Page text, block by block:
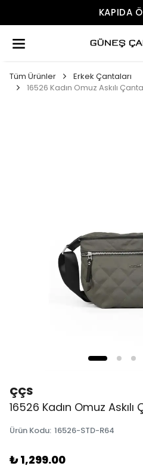
Tüm Ürünler
Erkek Çantaları
16526 Kadın Omuz Askılı Çanta
ÇÇS
16526 Kadın Omuz Askılı
Ürün Kodu: 16526-STD-R64
₺ 1,299.00